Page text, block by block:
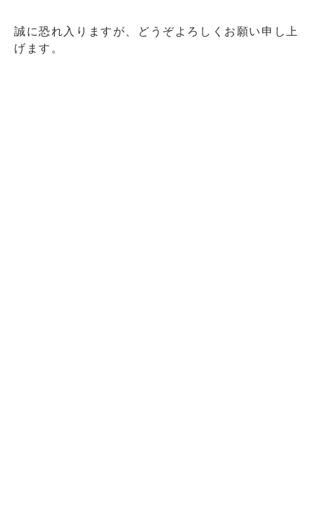
誠に恐れ入りますが、どうぞよろしくお願い申し上
げます。